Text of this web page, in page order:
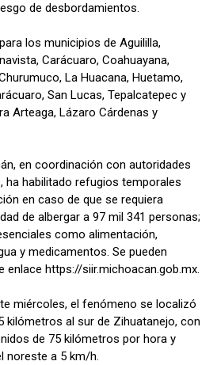
de desbordamientos.
los municipios de Aguililla,
Carácuaro, Coahuayana,
La Huacana, Huetamo,
San Lucas, Tepalcatepec y
Arteaga, Lázaro Cárdenas y
en coordinación con autoridades
ha habilitado refugios temporales
en caso de que se requiera
de albergar a 97 mil 341 personas;
como alimentación,
y medicamentos. Se pueden
enlace https://siir.michoacan.gob.mx.
miércoles, el fenómeno se localizó
kilómetros al sur de Zihuatanejo, con
de 75 kilómetros por hora y
noreste a 5 km/h.